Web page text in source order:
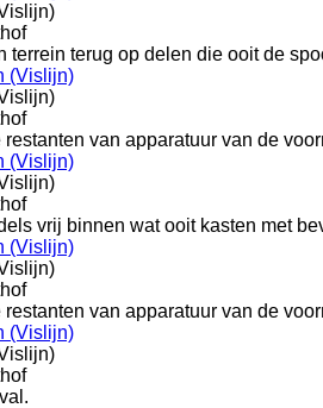
terrein terug op delen die ooit de
restanten van apparatuur van de
vrij binnen wat ooit kasten met
restanten van apparatuur van de